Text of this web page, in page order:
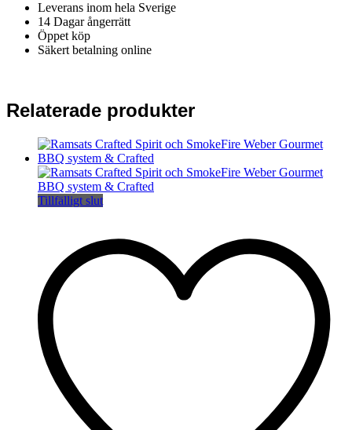
Leverans inom hela Sverige
14 Dagar ångerrätt
Öppet köp
Säkert betalning online
Relaterade produkter
Tillfälligt slut